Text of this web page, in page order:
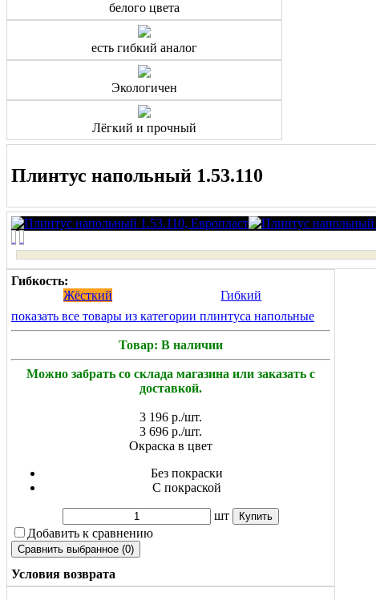
белого цвета
есть гибкий аналог
Экологичен
Лёгкий и прочный
Плинтус напольный 1.53.110
Гибкость:
Жёсткий
Гибкий
показать все товары из категории плинтуса напольные
Товар: В наличии
Можно забрать со склада магазина или заказать с
доставкой.
3 196 р./шт.
3 696 р./шт.
Окраска в цвет
Без покраски
С покраской
шт
Добавить к сравнению
Условия возврата